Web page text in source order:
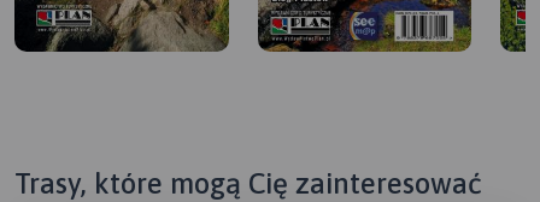
Trasy, które mogą Cię zainteresować